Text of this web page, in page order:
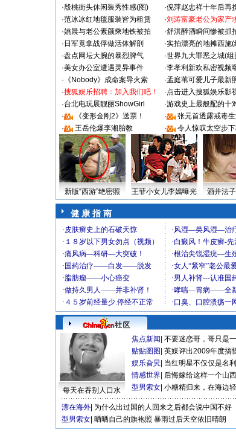
·殷桃街头休闲装秀性感(图) ·倪萍赵忠祥十年后再
·范冰冰红地毯服装皆为租赁 ·刘涛富豪老公为家产
·姚晨与老公素颜乘地铁被拍 ·舒淇醉酒瞬间惨被抓
· 日军竟拿战俘做活体解剖 ·实拍漂亮的地摊西施(
·盘点网坛大腕的暴烈脾气 ·世界九大罪恶之城(组
·美女办公室遭遇灵异事件 ·李孝利新欢私密视频
· 《Nobody》成命案导火索 ·孟庭苇可爱儿子最新
·搜狐娱乐招聘：加入我们吧！ ·点击进入搜狐娱乐影
·台北电玩展靓丽ShowGirl ·游戏史上最般配的十
·
《变形金刚2》送票！ ·
张元首透露戒毒
·
王岳伦爆李湘胎教 · 令人惊叹太空步
新版“西游”绝密照 王菲小女儿李嫣曝光 酒井法
健 康 指 南
每天在吞别人口水
焦点新闻 不要迷恋哥，哥只是
贴贴图图 英媒评出2009年度搞
娱乐旮旯 当红明星不仅仅是名
情感世界 后悔嫁给这样一个山
型男索女 小糖精归来，在海边
漂在海外 为什么出过国的人回来之后都会说中国不好
型男索女 晒晒自己的旗袍照 暴雨过后天空依旧晴朗